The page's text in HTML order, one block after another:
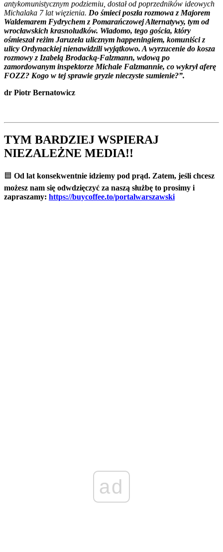
antykomunistycznym podziemiu, dostał od poprzedników ideowych
Michalaka 7 lat więzienia. Do śmieci poszła rozmowa z Majorem
Waldemarem Fydrychem z Pomarańczowej Alternatywy, tym od
wrocławskich krasnoludków. Wiadomo, tego gościa, który
ośmieszał reżim Jaruzela ulicznym happeningiem, komuniści z
ulicy Ordynackiej nienawidzili wyjątkowo. A wyrzucenie do kosza
rozmowy z Izabelą Brodacką-Falzmann, wdową po
zamordowanym inspektorze Michale Falzmannie, co wykrył aferę
FOZZ? Kogo w tej sprawie gryzie nieczyste sumienie?”.
dr Piotr Bernatowicz
TYM BARDZIEJ WSPIERAJ
NIEZALEŻNE MEDIA!!
🟦 Od lat konsekwentnie idziemy pod prąd. Zatem, jeśli chcesz
możesz nam się odwdzięczyć za naszą służbę to prosimy i
zapraszamy: https://buycoffee.to/portalwarszawski
ad